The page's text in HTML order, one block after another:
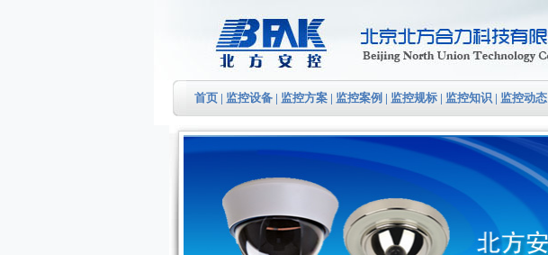
首页 | 监控设备 | 监控方案 | 监控案例 | 监控规标 | 监控知识 | 监控动态